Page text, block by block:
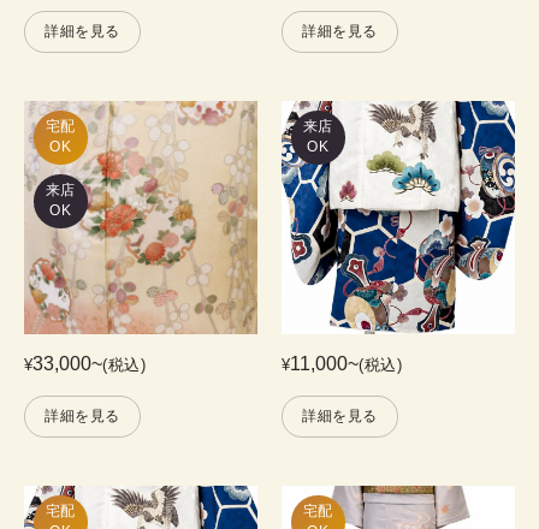
詳細を見る 詳細を見る
宅配
OK
来店
OK
¥33,000~(税込)
詳細を見る
来店
OK
¥11,000~(税込)
詳細を見る
宅配
宅配